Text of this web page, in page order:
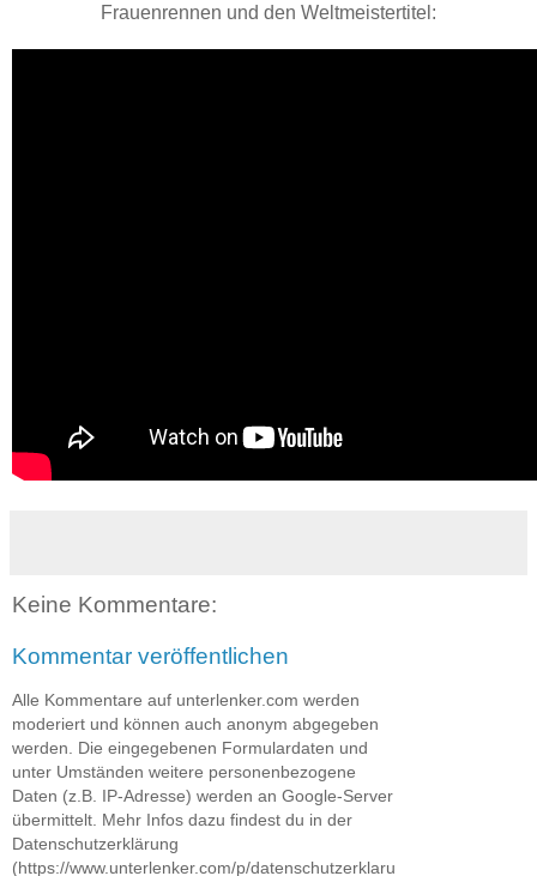
Frauenrennen und den Weltmeistertitel:
Keine Kommentare:
Kommentar veröffentlichen
Alle Kommentare auf unterlenker.com werden
moderiert und können auch anonym abgegeben
werden. Die eingegebenen Formulardaten und
unter Umständen weitere personenbezogene
Daten (z.B. IP-Adresse) werden an Google-Server
übermittelt. Mehr Infos dazu findest du in der
Datenschutzerklärung
(https://www.unterlenker.com/p/datenschutzerklaru